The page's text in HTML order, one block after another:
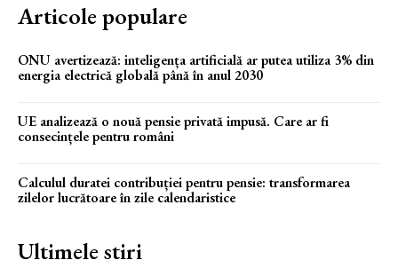
Articole populare
ONU avertizează: inteligența artificială ar putea utiliza 3% din
energia electrică globală până în anul 2030
UE analizează o nouă pensie privată impusă. Care ar fi
consecințele pentru români
Calculul duratei contribuției pentru pensie: transformarea
zilelor lucrătoare în zile calendaristice
Ultimele stiri